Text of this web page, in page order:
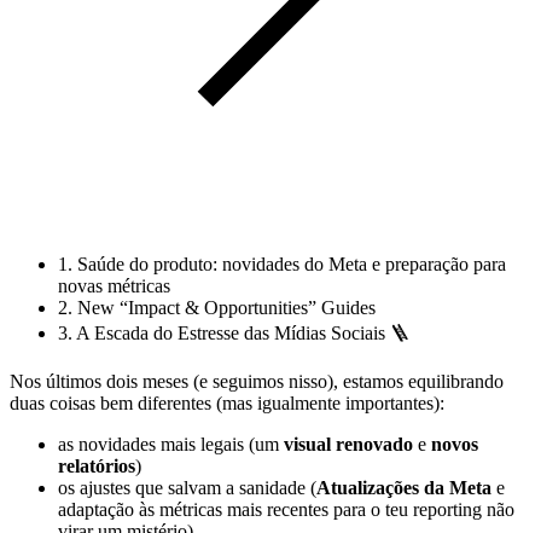
1. Saúde do produto: novidades do Meta e preparação para
novas métricas
2. New “Impact & Opportunities” Guides
3. A Escada do Estresse das Mídias Sociais 🪜
Nos últimos dois meses (e seguimos nisso), estamos equilibrando
duas coisas bem diferentes (mas igualmente importantes):
as novidades mais legais (um visual renovado e novos
relatórios)
os ajustes que salvam a sanidade (Atualizações da Meta e
adaptação às métricas mais recentes para o teu reporting não